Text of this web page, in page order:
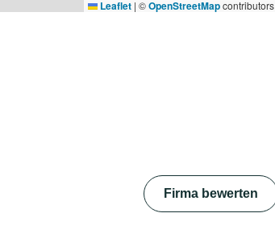
Leaflet | ©OpenStreetMapcontributors
Firma bewerten